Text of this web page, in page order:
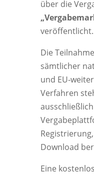
über die
veröffentlicht.
Die
sämtlicher
und EU-
Verfahren
Download
Eine